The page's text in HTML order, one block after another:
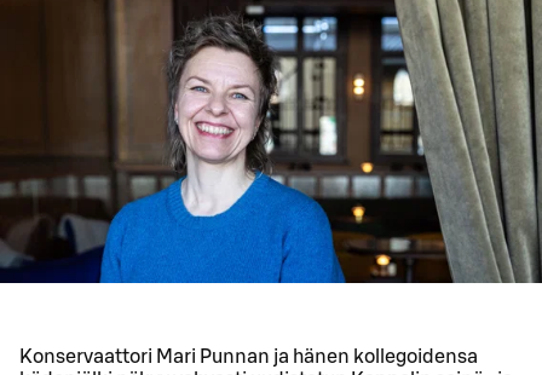
Konservaattori Mari Punnan ja hänen kollegoidensa